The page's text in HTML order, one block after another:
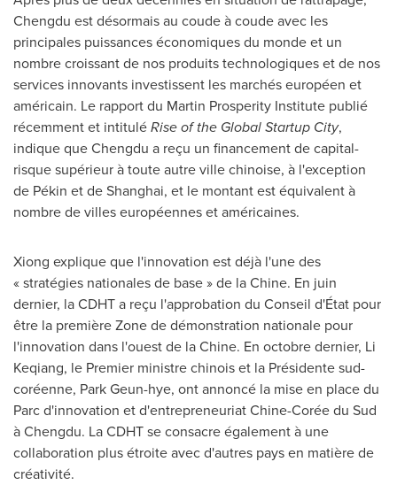
Chengdu est désormais au coude à coude avec les
principales puissances économiques du monde et un
nombre croissant de nos produits technologiques et de nos
services innovants investissent les marchés européen et
américain. Le rapport du Martin Prosperity Institute publié
récemment et intituléRise of the Global Startup City,
indique queChengdu a reçu un financement de capital-
risque supérieur à toute autre ville chinoise, à l'exception
de Pékin et deShanghai, et le montant est équivalent à
nombre de villes européennes et américaines.
Xiong explique que l'innovation est déjà l'une des
« stratégies nationales de base » de la Chine. En juin
dernier, la CDHT a reçu l'approbation du Conseil d'État pour
être la première Zone de démonstration nationale pour
l'innovation dans l'ouest de la Chine. En octobre dernier, Li
Keqiang, le Premier ministre chinois et la Présidente sud-
coréenne, Park Geun-hye, ont annoncé la mise en place du
Parc d'innovation et d'entrepreneuriat Chine-Corée du Sud
àChengdu. La CDHT se consacre également à une
collaboration plus étroite avec d'autres pays en matière de
créativité.